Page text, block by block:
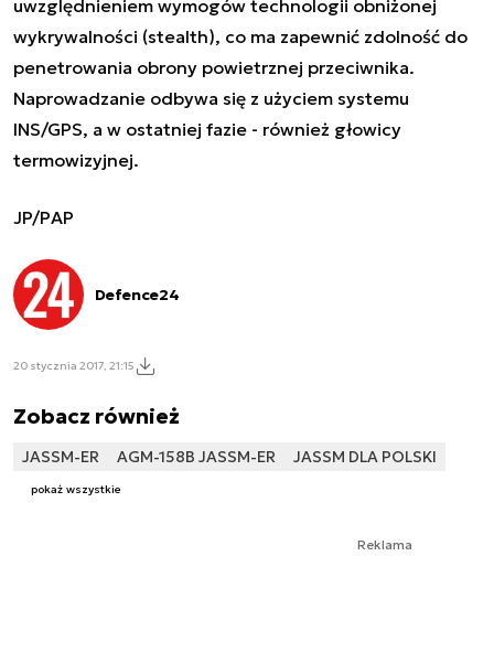
uwzględnieniem wymogów technologii obniżonej
wykrywalności (stealth), co ma zapewnić zdolność do
penetrowania obrony powietrznej przeciwnika.
Naprowadzanie odbywa się z użyciem systemu
INS/GPS, a w ostatniej fazie - również głowicy
termowizyjnej.
JP/PAP
Defence24
20 stycznia 2017, 21:15
Zobacz również
JASSM-ER AGM-158B JASSM-ER JASSM DLA POLSKI
pokaż wszystkie
Reklama